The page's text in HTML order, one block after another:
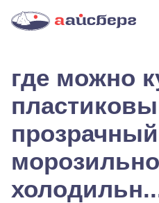
где можно